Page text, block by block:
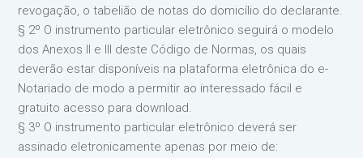
revogação, o tabelião de notas do domicílio do declarante.
§ 2º O instrumento particular eletrônico seguirá o modelo
dos Anexos II e III deste Código de Normas, os quais
deverão estar disponíveis na plataforma eletrônica do e-
Notariado de modo a permitir ao interessado fácil e
gratuito acesso para download.
§ 3º O instrumento particular eletrônico deverá ser
assinado eletronicamente apenas por meio de: